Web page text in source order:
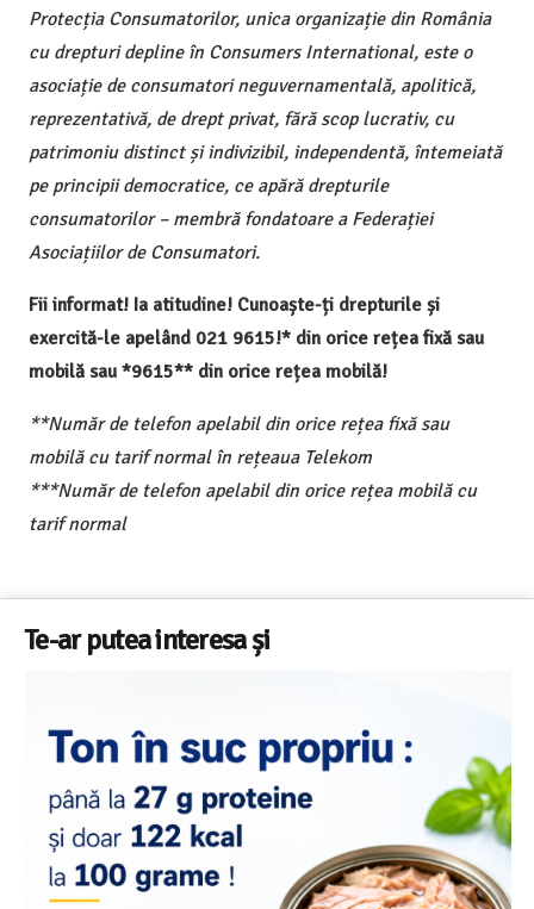
Protecția Consumatorilor, unica organizație din România
cu drepturi depline în Consumers International, este o
asociație de consumatori neguvernamentală, apolitică,
reprezentativă, de drept privat, fără scop lucrativ, cu
patrimoniu distinct și indivizibil, independentă, întemeiată
pe principii democratice, ce apără drepturile
consumatorilor – membră fondatoare a Federației
Asociațiilor de Consumatori.
Fii informat! Ia atitudine! Cunoaște-ți drepturile și
exercită-le apelând 021 9615!* din orice rețea fixă sau
mobilă sau *9615** din orice rețea mobilă!
**Număr de telefon apelabil din orice rețea fixă sau
mobilă cu tarif normal în rețeaua Telekom
***Număr de telefon apelabil din orice rețea mobilă cu
tarif normal
Te-ar putea interesa și